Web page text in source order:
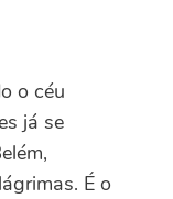
o céu
já se
É o